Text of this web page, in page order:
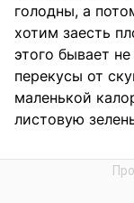
голодны, а
хотим заесть
этого бывает
перекусы от
маленькой
листовую